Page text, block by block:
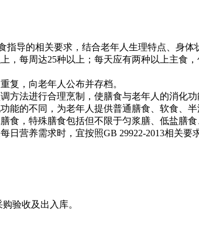
指导的相关要求，结合老年人生理特点、身
，每周达25种以上；每天应有两种以上主食
复，向老年人公布并存档。
方法进行合理烹制，使膳食与老年人的消化
能的不同，为老年人提供普通膳食、软食、半
食，特殊膳食包括但不限于匀浆膳、低盐膳
日营养需求时，宜按照GB 29922-2013相关
验收及出入库。